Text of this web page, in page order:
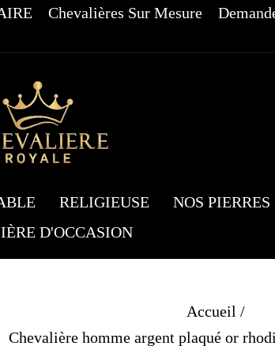
Chevalières Sur Mesure
RELIGIEUSE NOS PIERRES
D'OCCASION
Accueil /
Chevalière homme argent plaqué or